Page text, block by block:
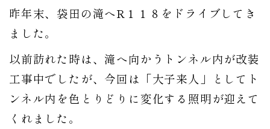
昨年末、袋田の滝へR１１８をドライブしてき
ました。
以前訪れた時は、滝へ向かうトンネル内が改装
工事中でしたが、今回は「大子来人」としてト
ンネル内を色とりどりに変化する照明が迎えて
くれました。